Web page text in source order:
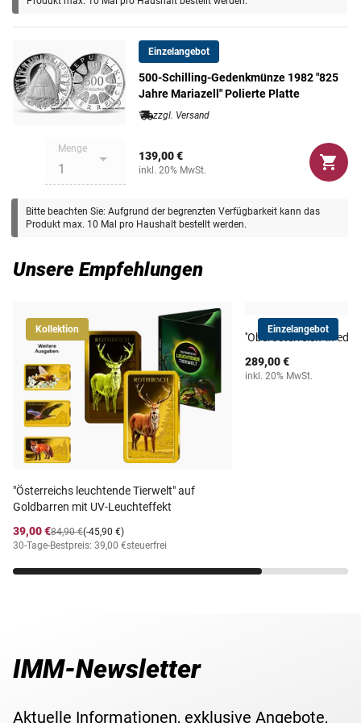
Gewicht 24 g
Einzelangebot
500-Schilling-Gedenkmünze 1982 "825
Jahre Mariazell" Polierte Platte
zzgl. Versand
Menge
139,00 €
inkl. 20% MwSt.
Bitte beachten Sie: Aufgrund der begrenzten Verfügbarkeit kann das
Produkt max. 10 Mal pro Haushalt bestellt werden.
Unsere Empfehlungen
Kollektion
"Österreichs leuchtende Tierwelt" auf
Goldbarren mit UV-Leuchteffekt
39,00 €
(-45,90 €)
84,90 €
30-Tage-Bestpreis: 39,00 €steuerfrei
Einzelangebot
''Oberösterreich'' in
289,00 €
inkl. 20% MwSt.
IMM-Newsletter
Aktuelle Informationen, exklusive Angebote,